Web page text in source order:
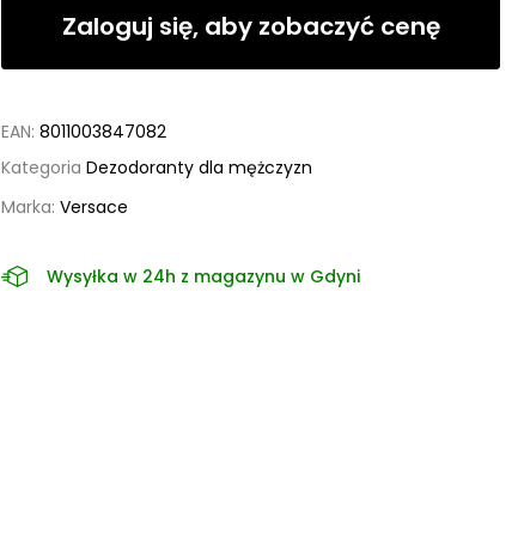
Zaloguj się, aby zobaczyć cenę
EAN:8011003847082
Kategoria Dezodoranty dla mężczyzn
Marka:Versace
Wysyłka w 24h z magazynu w Gdyni